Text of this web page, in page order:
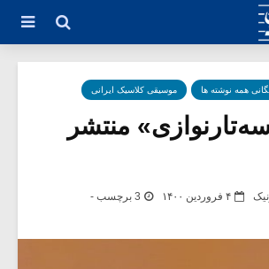
همه نوشته ها موسیقی کلاسیک ایرانی
منتشر
۴ فروردین ۱۴۰۰ 3 برچسب -